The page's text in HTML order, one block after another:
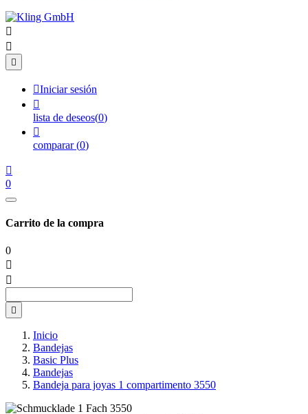



Iniciar sesión

lista de deseos(0)

comparar (0)

0
Carrito de la compra
0



Inicio
Bandejas
Basic Plus
Bandejas
Bandeja para joyas 1 compartimento 3550